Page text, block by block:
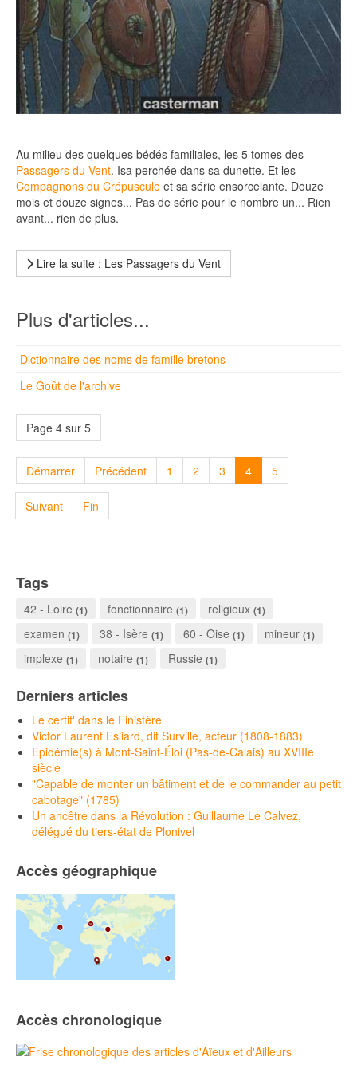
Au milieu des quelques bédés familiales, les 5 tomes des
Passagers du Vent. Isa perchée dans sa dunette. Et les
Compagnons du Crépuscule et sa série ensorcelante. Douze
mois et douze signes... Pas de série pour le nombre un... Rien
avant... rien de plus.
Lire la suite : Les Passagers du Vent
Plus d'articles...
Dictionnaire des noms de famille bretons
Le Goût de l'archive
Page 4 sur 5
Démarrer Précédent 1 2 3 4 5
Suivant Fin
Tags
42 - Loire (1) fonctionnaire (1) religieux (1)
examen (1) 38 - Isère (1) 60 - Oise (1) mineur (1)
implexe (1) notaire (1) Russie (1)
Derniers articles
Le certif' dans le Finistère
Victor Laurent Esliard, dit Surville, acteur (1808-1883)
Epidémie(s) à Mont-Saint-Éloi (Pas-de-Calais) au XVIIIe
siècle
"Capable de monter un bâtiment et de le commander au petit
cabotage" (1785)
Un ancêtre dans la Révolution : Guillaume Le Calvez,
délégué du tiers-état de Plonivel
Accès géographique
Accès chronologique